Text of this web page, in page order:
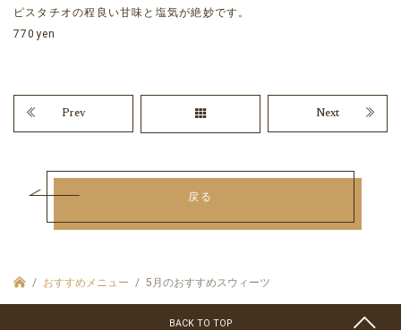
ピスタチオの程良い甘味と塩気が絶妙です。
770yen
Prev Next
戻る
おすすめメニュー 5月のおすすめスウィーツ
BACK TO TOP